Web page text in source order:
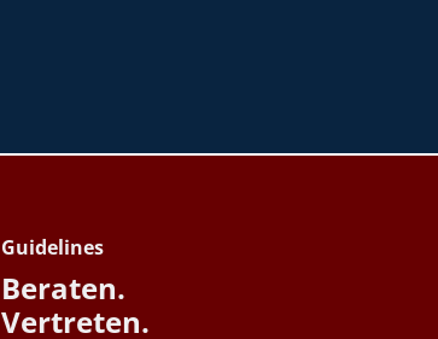
Guidelines
Beraten.
Vertreten.